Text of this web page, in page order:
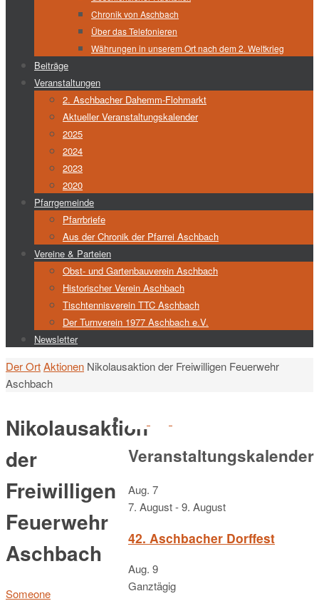
Chronik von Aschbach
Über das Telefonieren
Währungen in unserem Ort nach dem 2. Weltkrieg
Beiträge
Veranstaltungen
2. Aschbacher Dahemm-Flohmarkt
Aktueller Veranstaltungskalender
2025
2024
2023
2020
Pfarrgemeinde
Pfarrbriefe
Aus der Chronik der Pfarrei Aschbach
Vereine & Parteien
Obst- und Gartenbauverein Aschbach
Historischer Verein Aschbach
Tischtennisverein TTC Aschbach
Der Turnverein 1977 Aschbach e.V.
Newsletter
Start
Der OrtAktionen Nikolausaktion der Freiwilligen Feuerwehr
Aschbach
Nikolausaktion
der
Freiwilligen
Feuerwehr
Aschbach
Someone
Veranstaltungskalender
Aug. 7
7. August-9. August
42. Aschbacher Dorffest
Aug. 9
Ganztägig